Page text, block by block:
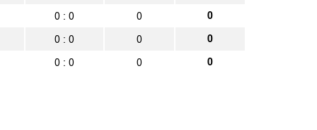
0 : 0 0 0
0 : 0 0 0
0 : 0 0 0